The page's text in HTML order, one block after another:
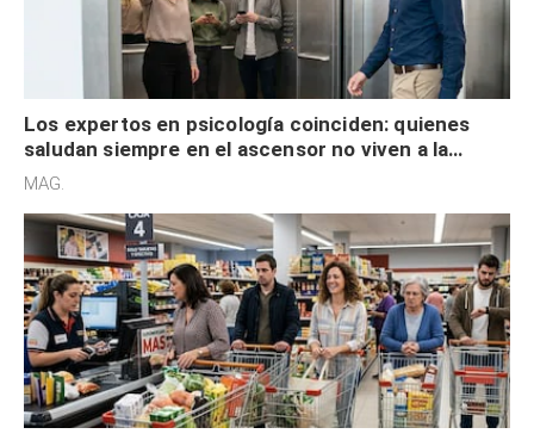
Los expertos en psicología coinciden: quienes
saludan siempre en el ascensor no viven a la
defensiva y tienen apertura social
MAG.